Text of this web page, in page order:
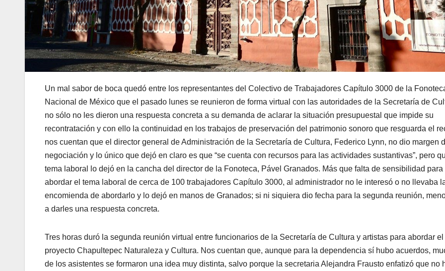
Un mal sabor de boca quedó entre los representantes del Colectivo de Trabajadores Capítulo 3000 de la
Nacional de México que el pasado lunes se reunieron de forma virtual con las autoridades de la Secretaría de
no sólo no les dieron una respuesta concreta a su demanda de aclarar la situación presupuestal que impide su
recontratación y con ello la continuidad en los trabajos de preservación del patrimonio sonoro que resguarda el
nos cuentan que el director general de Administración de la Secretaría de Cultura, Federico Lynn, no dio margen
negociación y lo único que dejó en claro es que “se cuenta con recursos para las actividades sustantivas”, pero
tema laboral lo dejó en la cancha del director de la Fonoteca, Pável Granados. Más que falta de sensibilidad para
abordar el tema laboral de cerca de 100 trabajadores Capítulo 3000, al administrador no le interesó o no llevaba
encomienda de abordarlo y lo dejó en manos de Granados; si ni siquiera dio fecha para la segunda reunión,
a darles una respuesta concreta.
Tres horas duró la segunda reunión virtual entre funcionarios de la Secretaría de Cultura y artistas para abordar el
proyecto Chapultepec Naturaleza y Cultura. Nos cuentan que, aunque para la dependencia sí hubo acuerdos,
de los asistentes se formaron una idea muy distinta, salvo porque la secretaria Alejandra Frausto enfatizó que no